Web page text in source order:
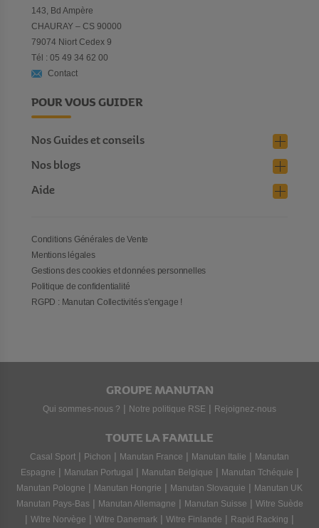
143, Bd Ampère
CHAURAY – CS 90000
79074 Niort Cedex 9
Tél : 05 49 34 62 00
Contact
POUR VOUS GUIDER
Nos Guides et conseils
Nos blogs
Aide
Conditions Générales de Vente
Mentions légales
Gestions des cookies et données personnelles
Politique de confidentialité
RGPD : Manutan Collectivités s'engage !
GROUPE MANUTAN
Qui sommes-nous ? | Notre politique RSE | Rejoignez-nous
TOUTE LA FAMILLE
Casal Sport | Pichon | Manutan France | Manutan Italie | Manutan
Espagne | Manutan Portugal | Manutan Belgique | Manutan Tchéquie |
Manutan Pologne | Manutan Hongrie | Manutan Slovaquie | Manutan UK
Manutan Pays-Bas | Manutan Allemagne | Manutan Suisse | Witre Suède
| Witre Norvège | Witre Danemark | Witre Finlande | Rapid Racking |